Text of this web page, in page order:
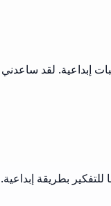
إبداعية. لقد
بطريقة